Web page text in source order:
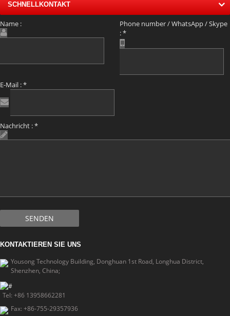
SCHNELLKONTAKT
Name :
Phone number / WhatsApp / Skype
:*
E-Mail :*
Nachricht :*
SENDEN
KONTAKTIEREN SIE UNS
Yousong Technology Building, Donghuan 1st Road, Longhua District,
Shenzhen, China;
Tel: +86 13958662281
Fax: +86-755-29357936